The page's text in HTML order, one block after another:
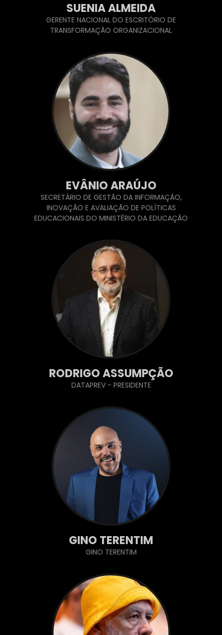
SUENIA ALMEIDA
GERENTE NACIONAL DO ESCRITÓRIO DE
TRANSFORMAÇÃO ORGANIZACIONAL
EVÂNIO ARAÚJO
SECRETÁRIO DE GESTÃO DA INFORMAÇÃO,
INOVAÇÃO E AVALIAÇÃO DE POLÍTICAS
EDUCACIONAIS DO MINISTÉRIO DA EDUCAÇÃO
RODRIGO ASSUMPÇÃO
DATAPREV - PRESIDENTE
GINO TERENTIM
GINO TERENTIM